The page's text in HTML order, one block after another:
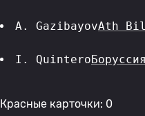
A. GazibayovAth
I. Quintero
Красные карточки: 0